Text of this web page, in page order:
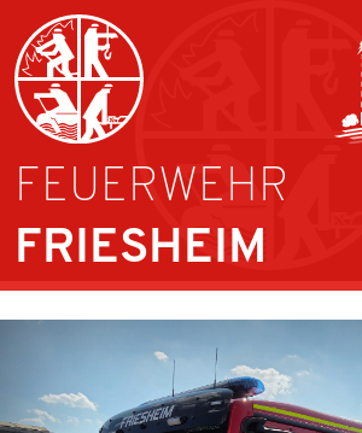
FEUERWEHR
FRIESHEIM
FÜHRUNG UND AUFGABEN